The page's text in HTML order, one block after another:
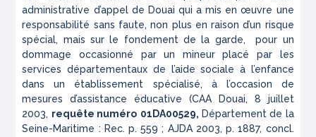
administrative d’appel de Douai qui a mis en œuvre une
responsabilité sans faute, non plus en raison d’un risque
spécial, mais sur le fondement de la garde, pour un
dommage occasionné par un mineur placé par les
services départementaux de l’aide sociale à l’enfance
dans un établissement spécialisé, à l’occasion de
mesures d’assistance éducative (CAA Douai, 8 juillet
2003, requête numéro 01DA00529, Département de la
Seine-Maritime : Rec. p. 559 ; AJDA 2003, p. 1887, concl.